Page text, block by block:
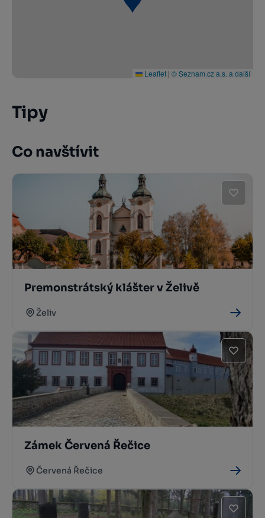
Leaflet | © Seznam.cz a.s. a další
Tipy
Co navštívit
Premonstrátský klášter v Želivě
Želiv
Zámek Červená Řečice
Červená Řečice